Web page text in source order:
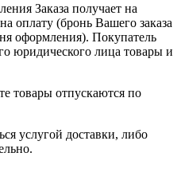
Заказа получает на
оплату (бронь Вашего заказа
оформления). Покупатель
юридического лица товары и
товары отпускаются по
услугой доставки, либо